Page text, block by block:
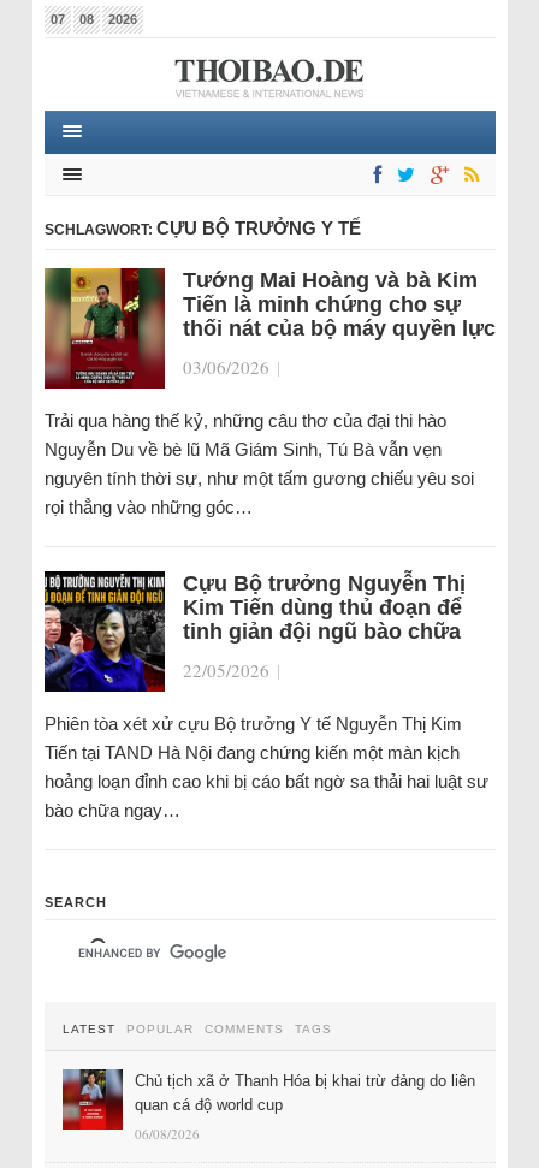
07 08 2026
SCHLAGWORT: CỰU BỘ TRƯỞNG Y TẾ
Tướng Mai Hoàng và bà Kim
Tiến là minh chứng cho sự
thối nát của bộ máy quyền lực
03/06/2026 |
Trải qua hàng thế kỷ, những câu thơ của đại thi hào
Nguyễn Du về bè lũ Mã Giám Sinh, Tú Bà vẫn vẹn
nguyên tính thời sự, như một tấm gương chiếu yêu soi
rọi thẳng vào những góc…
Cựu Bộ trưởng Nguyễn Thị
Kim Tiến dùng thủ đoạn để
tinh giản đội ngũ bào chữa
22/05/2026 |
Phiên tòa xét xử cựu Bộ trưởng Y tế Nguyễn Thị Kim
Tiến tại TAND Hà Nội đang chứng kiến một màn kịch
hoảng loạn đỉnh cao khi bị cáo bất ngờ sa thải hai luật sư
bào chữa ngay…
SEARCH
LATEST POPULAR COMMENTS TAGS
Chủ tịch xã ở Thanh Hóa bị khai trừ đảng do liên
quan cá độ world cup
06/08/2026